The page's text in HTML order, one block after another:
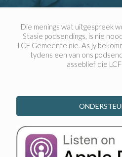
Die menings wat uitgespreek
Stasie podsendings, is nie
LCF Gemeente nie. As jy
tydens een van ons
asseblief die